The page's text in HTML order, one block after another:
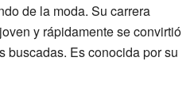
de la moda. Su carrera
y rápidamente se convirtió
buscadas. Es conocida por su